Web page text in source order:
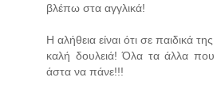
βλέπω στα αγγλικά!
Η αλήθεια είναι ότι σε παιδικά
καλή δουλειά! Όλα τα άλλα που
άστα να πάνε!!!